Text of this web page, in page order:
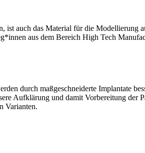
auch das Material für die Modellierung
aus dem Bereich High Tech
durch maßgeschneiderte Implantate
Aufklärung und damit Vorbereitung der
Varianten.